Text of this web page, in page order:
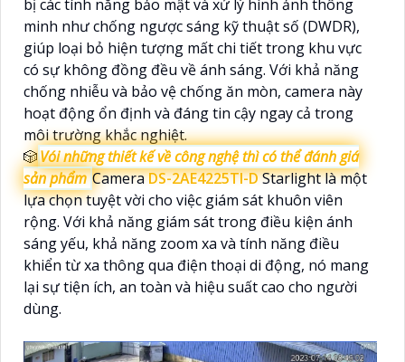
bị các tính năng bảo mật và xử lý hình ảnh thông
minh như chống ngược sáng kỹ thuật số (DWDR),
giúp loại bỏ hiện tượng mất chi tiết trong khu vực
có sự không đồng đều về ánh sáng. Với khả năng
chống nhiễu và bảo vệ chống ăn mòn, camera này
hoạt động ổn định và đáng tin cậy ngay cả trong
môi trường khắc nghiệt.
🎲Vói những thiết kế về công nghệ thì có thể đánh giá
sản phẩmCameraDS-2AE4225TI-DStarlight là một
lựa chọn tuyệt vời cho việc giám sát khuôn viên
rộng. Với khả năng giám sát trong điều kiện ánh
sáng yếu, khả năng zoom xa và tính năng điều
khiển từ xa thông qua điện thoại di động, nó mang
lại sự tiện ích, an toàn và hiệu suất cao cho người
dùng.